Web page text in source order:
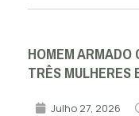
HOMEM ARMADO
TRÊS MULHERES
Julho 27, 2026